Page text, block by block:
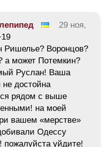
29 ноя,
Ришелье? Воронцов?
а может Потемкин?
Руслан! Ваша
достойна
рядом с выше
на моей
вашем «мерстве»
Одессу
пожалуйста уйдите!